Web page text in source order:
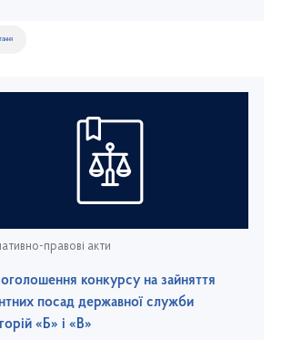
правові акти
оголошення конкурсу на зайняття
посад державної служби
«Б» і «В»